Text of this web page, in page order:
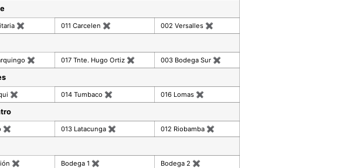
✖ 011 Carcelen ✖ 002 Versalles ✖
✖ 017 Tnte. Hugo Ortiz ✖ 003 Bodega Sur ✖
✖ 014 Tumbaco ✖ 016 Lomas ✖
✖ 013 Latacunga ✖ 012 Riobamba ✖
✖ Bodega 1 ✖ Bodega 2 ✖